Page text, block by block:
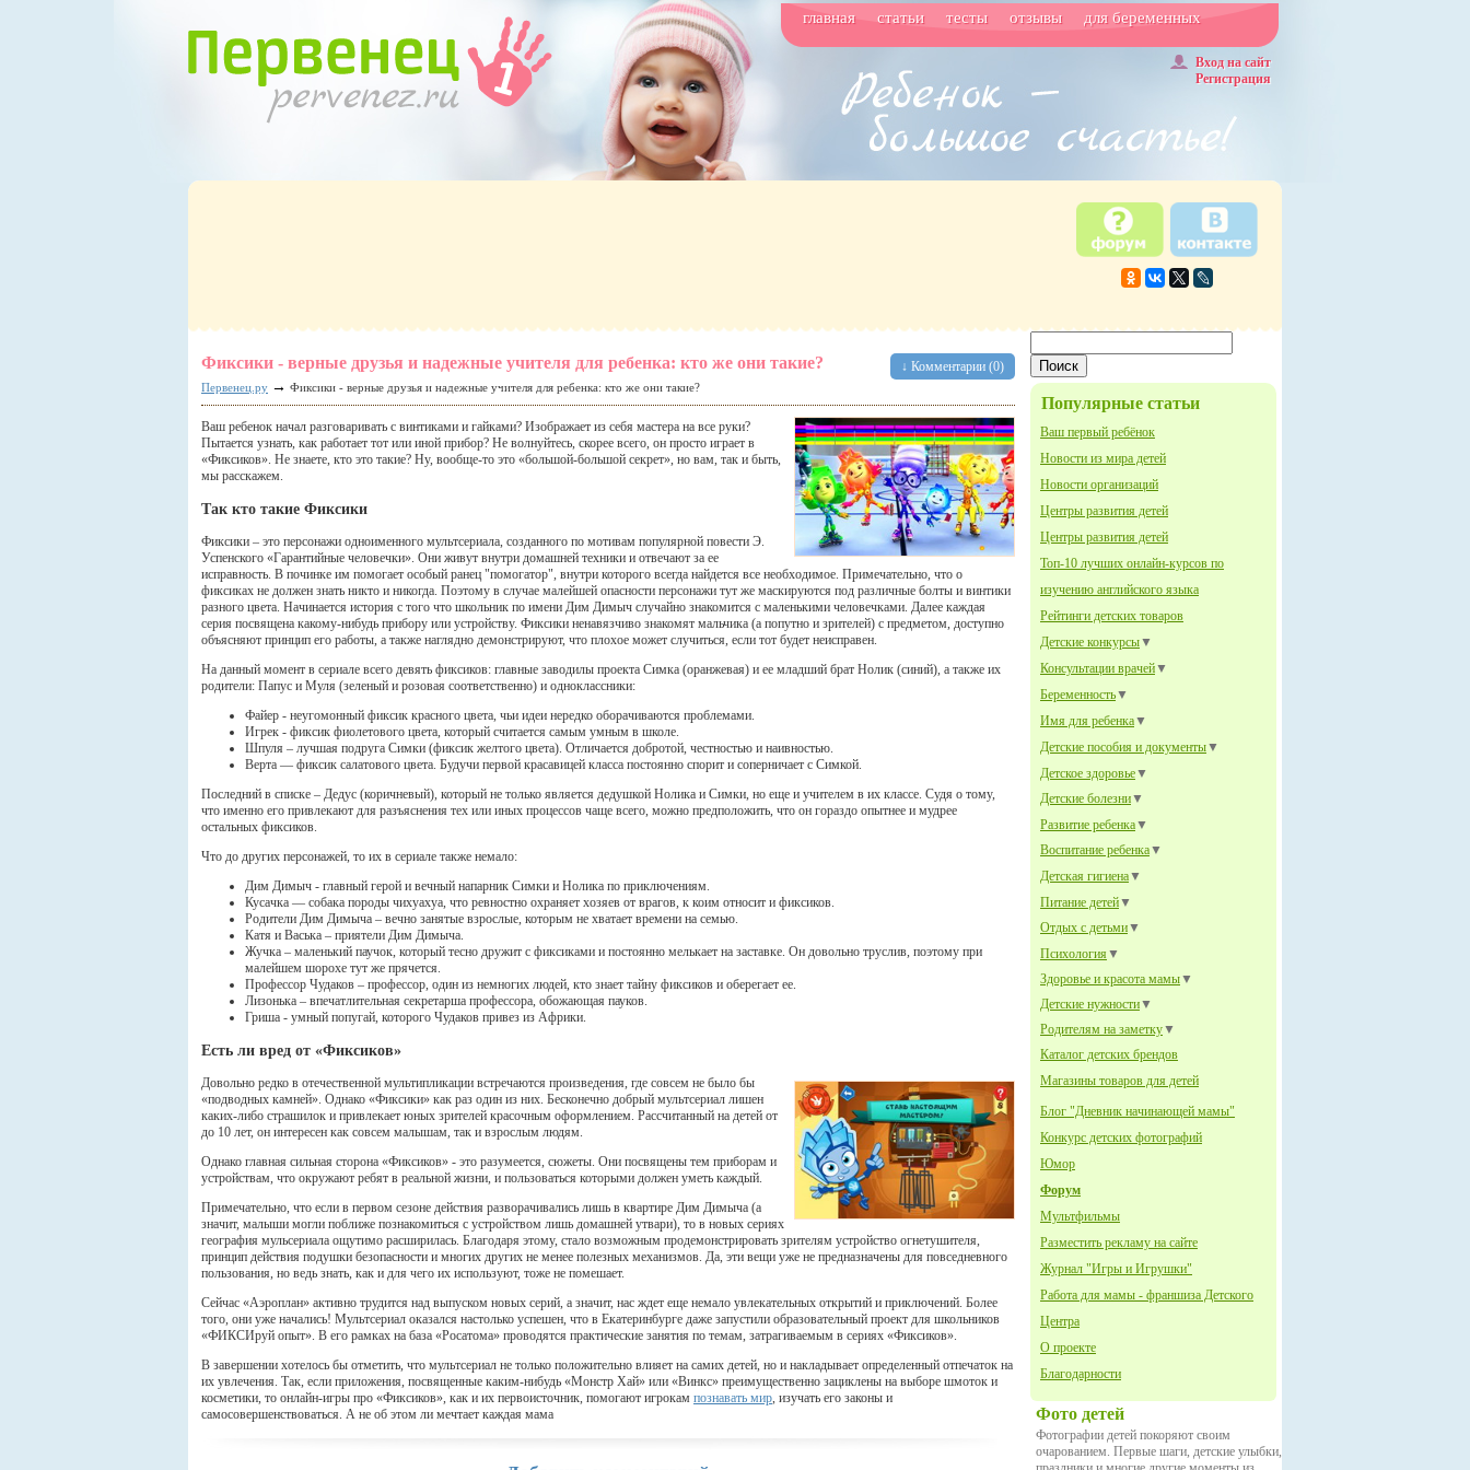
главная статьи тесты отзывы для беременных
Вход на сайт
Регистрация
Популярные статьи
Ваш первый ребёнок
Новости из мира детей
Новости организаций
Центры развития детей
Центры развития детей
Топ-10 лучших онлайн-курсов по
изучению английского языка
Рейтинги детских товаров
Детские конкурсы▼
Консультации врачей▼
Беременность▼
Имя для ребенка▼
Детские пособия и документы▼
Детское здоровье▼
Детские болезни▼
Развитие ребенка▼
Воспитание ребенка▼
Детская гигиена▼
Питание детей▼
Отдых с детьми▼
Психология ▼
Здоровье и красота мамы▼
Детские нужности▼
Родителям на заметку▼
Каталог детских брендов
Магазины товаров для детей
Блог "Дневник начинающей мамы"
Конкурс детских фотографий
Юмор
Форум
Мультфильмы
Разместить рекламу на сайте
Журнал "Игры и Игрушки"
Работа для мамы - франшиза Детского
Центра
О проекте
Благодарности
Фото детей
Фотографии детей покоряют своим
очарованием. Первые шаги, детские улыбки,
↓ Комментарии (0)
Фиксики - верные друзья и надежные учителя для ребенка: кто же они такие?
Первенец.ру → Фиксики - верные друзья и надежные учителя для ребенка: кто же они такие?
Ваш ребенок начал разговаривать с винтиками и гайками? Изображает из себя мастера на все руки?
Пытается узнать, как работает тот или иной прибор? Не волнуйтесь, скорее всего, он просто играет в
«Фиксиков». Не знаете, кто это такие? Ну, вообще-то это «большой-большой секрет», но вам, так и быть,
мы расскажем.
Так кто такие Фиксики
Фиксики – это персонажи одноименного мультсериала, созданного по мотивам популярной повести Э.
Успенского «Гарантийные человечки». Они живут внутри домашней техники и отвечают за ее
исправность. В починке им помогает особый ранец "помогатор", внутри которого всегда найдется все необходимое. Примечательно, что о
фиксиках не должен знать никто и никогда. Поэтому в случае малейшей опасности персонажи тут же маскируются под различные болты и винтики
разного цвета. Начинается история с того что школьник по имени Дим Димыч случайно знакомится с маленькими человечками. Далее каждая
серия посвящена какому-нибудь прибору или устройству. Фиксики ненавязчиво знакомят мальчика (а попутно и зрителей) с предметом, доступно
объясняют принцип его работы, а также наглядно демонстрируют, что плохое может случиться, если тот будет неисправен.
На данный момент в сериале всего девять фиксиков: главные заводилы проекта Симка (оранжевая) и ее младший брат Нолик (синий), а также их
родители: Папус и Муля (зеленый и розовая соответственно) и одноклассники:
Файер - неугомонный фиксик красного цвета, чьи идеи нередко оборачиваются проблемами.
Игрек - фиксик фиолетового цвета, который считается самым умным в школе.
Шпуля – лучшая подруга Симки (фиксик желтого цвета). Отличается добротой, честностью и наивностью.
Верта — фиксик салатового цвета. Будучи первой красавицей класса постоянно спорит и соперничает с Симкой.
Последний в списке – Дедус (коричневый), который не только является дедушкой Нолика и Симки, но еще и учителем в их классе. Судя о тому,
что именно его привлекают для разъяснения тех или иных процессов чаще всего, можно предположить, что он гораздо опытнее и мудрее
остальных фиксиков.
Что до других персонажей, то их в сериале также немало:
Дим Димыч - главный герой и вечный напарник Симки и Нолика по приключениям.
Кусачка — собака породы чихуахуа, что ревностно охраняет хозяев от врагов, к коим относит и фиксиков.
Родители Дим Димыча – вечно занятые взрослые, которым не хватает времени на семью.
Катя и Васька – приятели Дим Димыча.
Жучка – маленький паучок, который тесно дружит с фиксиками и постоянно мелькает на заставке. Он довольно труслив, поэтому при
малейшем шорохе тут же прячется.
Профессор Чудаков – профессор, один из немногих людей, кто знает тайну фиксиков и оберегает ее.
Лизонька – впечатлительная секретарша профессора, обожающая пауков.
Гриша - умный попугай, которого Чудаков привез из Африки.
Есть ли вред от «Фиксиков»
Довольно редко в отечественной мультипликации встречаются произведения, где совсем не было бы
«подводных камней». Однако «Фиксики» как раз один из них. Бесконечно добрый мультсериал лишен
каких-либо страшилок и привлекает юных зрителей красочным оформлением. Рассчитанный на детей от
до 10 лет, он интересен как совсем малышам, так и взрослым людям.
Однако главная сильная сторона «Фиксиков» - это разумеется, сюжеты. Они посвящены тем приборам и
устройствам, что окружают ребят в реальной жизни, и пользоваться которыми должен уметь каждый.
Примечательно, что если в первом сезоне действия разворачивались лишь в квартире Дим Димыча (а
значит, малыши могли поближе познакомиться с устройством лишь домашней утвари), то в новых сериях
география мульсериала ощутимо расширилась. Благодаря этому, стало возможным продемонстрировать зрителям устройство огнетушителя,
принцип действия подушки безопасности и многих других не менее полезных механизмов. Да, эти вещи уже не предназначены для повседневного
пользования, но ведь знать, как и для чего их используют, тоже не помешает.
Сейчас «Аэроплан» активно трудится над выпуском новых серий, а значит, нас ждет еще немало увлекательных открытий и приключений. Более
того, они уже начались! Мультсериал оказался настолько успешен, что в Екатеринбурге даже запустили образовательный проект для школьников
«ФИКСИруй опыт». В его рамках на база «Росатома» проводятся практические занятия по темам, затрагиваемым в сериях «Фиксиков».
В завершении хотелось бы отметить, что мультсериал не только положительно влияет на самих детей, но и накладывает определенный отпечаток на
их увлечения. Так, если приложения, посвященные каким-нибудь «Монстр Хай» или «Винкс» преимущественно зациклены на выборе шмоток и
косметики, то онлайн-игры про «Фиксиков», как и их первоисточник, помогают игрокам познавать мир, изучать его законы и
самосовершенствоваться. А не об этом ли мечтает каждая мама